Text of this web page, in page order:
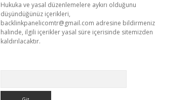
Hukuka ve yasal düzenlemelere aykırı olduğunu
düşündüğünüz içerikleri,
backlinkpanelicomtr@gmail.com adresine bildirmeniz
halinde, ilgili içerikler yasal süre içerisinde sitemizden
kaldırılacaktır.